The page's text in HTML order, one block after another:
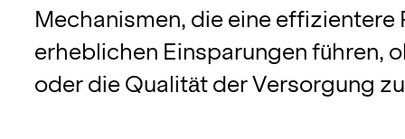
Mechanismen, die eine
erheblichen Einsparungen führen,
oder die Qualität der Versorgung